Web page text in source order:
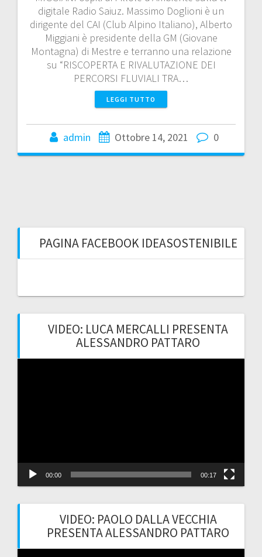
digitale Radio Saiuz. Massimo Doglioni è un
dirigente del CAI (Club Alpino Italiano), Alberto
Miggiani è presidente della GM (Giovane
Montagna) di Mestre e terranno una relazione
su “RISCOPERTA E RIVALUTAZIONE DEI
PERCORSI FLUVIALI TRA…
LEGGI TUTTO
admin Ottobre 14, 2021 0
PAGINA FACEBOOK IDEASOSTENIBILE
VIDEO: LUCA MERCALLI PRESENTA
ALESSANDRO PATTARO
00:00 00:17
VIDEO: PAOLO DALLA VECCHIA
PRESENTA ALESSANDRO PATTARO